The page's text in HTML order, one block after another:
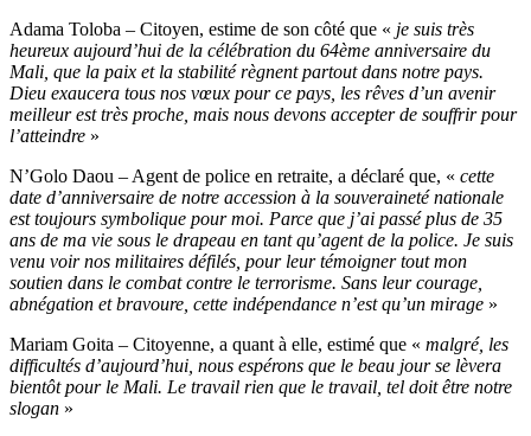
Adama Toloba – Citoyen, estime de son côté que « je suis très
heureux aujourd’hui de la célébration du 64ème anniversaire du
Mali, que la paix et la stabilité règnent partout dans notre pays.
Dieu exaucera tous nos vœux pour ce pays, les rêves d’un avenir
meilleur est très proche, mais nous devons accepter de souffrir pour
l’atteindre »
N’Golo Daou – Agent de police en retraite, a déclaré que, « cette
date d’anniversaire de notre accession à la souveraineté nationale
est toujours symbolique pour moi. Parce que j’ai passé plus de 35
ans de ma vie sous le drapeau en tant qu’agent de la police. Je suis
venu voir nos militaires défilés, pour leur témoigner tout mon
soutien dans le combat contre le terrorisme. Sans leur courage,
abnégation et bravoure, cette indépendance n’est qu’un mirage »
Mariam Goita – Citoyenne, a quant à elle, estimé que « malgré, les
difficultés d’aujourd’hui, nous espérons que le beau jour se lèvera
bientôt pour le Mali. Le travail rien que le travail, tel doit être notre
slogan »